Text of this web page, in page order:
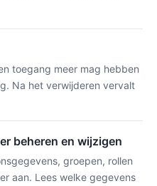
toegang meer mag hebben
Na het verwijderen vervalt
beheren en wijzigen
groepen, rollen
aan. Lees welke gegevens